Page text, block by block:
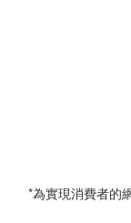
*為實現消費者的